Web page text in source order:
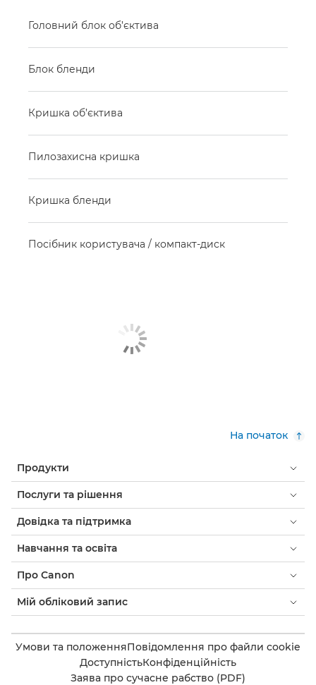
Головний блок об’єктива
Блок бленди
Кришка об’єктива
Пилозахисна кришка
Кришка бленди
Посібник користувача / компакт-диск
На початок
Продукти
Послуги та рішення
Довідка та підтримка
Навчання та освіта
Про Canon
Мій обліковий запис
Умови та положенняПовідомлення про файли cookie
ДоступністьКонфіденційність
Заява про сучасне рабство (PDF)